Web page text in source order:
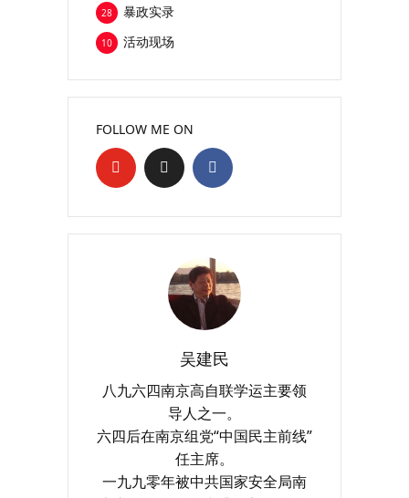
暴政实录
28
活动现场
10
FOLLOW ME ON
吴建民
八九六四南京高自联学运主要领
导人之一。
六四后在南京组党“中国民主前线”
任主席。
一九九零年被中共国家安全局南